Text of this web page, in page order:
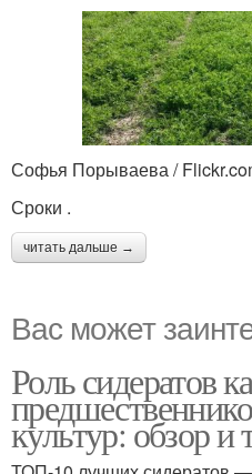
Софья Порываева /
Сроки .
читать дальше →
Вас может
Роль сидератов
культур: обзор и